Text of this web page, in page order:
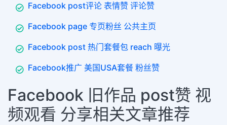
Facebook post评论 表情赞 评论赞
Facebook page 专页粉丝 公共主页
Facebook post 热门套餐包 reach 曝光
Facebook推广 美国USA套餐 粉丝赞
Facebook 旧作品 post赞 视
频观看 分享相关文章推荐